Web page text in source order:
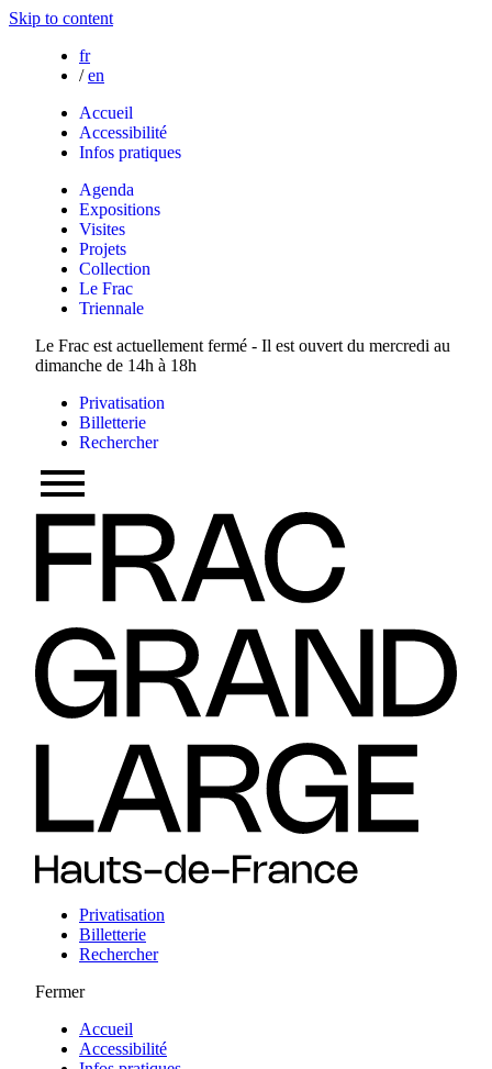
Skip to content
fr
/ en
Accueil
Accessibilité
Infos pratiques
Agenda
Expositions
Visites
Projets
Collection
Le Frac
Triennale
Le Frac est actuellement fermé - Il est ouvert du mercredi au
dimanche de 14h à 18h
Privatisation
Billetterie
Rechercher
Privatisation
Billetterie
Rechercher
Fermer
Accueil
Accessibilité